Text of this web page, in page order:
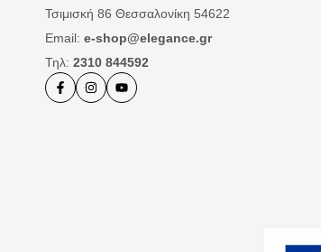
Τσιμισκή 86 Θεσσαλονίκη 54622
Email: e-shop@elegance.gr
Τηλ: 2310 844592